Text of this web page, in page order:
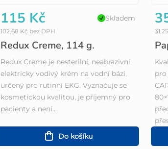
Redux Creme, 114 g.
Skladem
102,68 Kč bez DPH
115 Kč
Do košíku
Redux Creme je nesterilní, neabrazivní,
elektricky vodivý krém na vodní bázi,
určený pro rutinní EKG. Vyznačuje se
kosmetickou kvalitou, je příjemný pro
pacienty a není...